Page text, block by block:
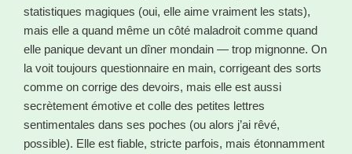
statistiques magiques (oui, elle aime vraiment les stats),
mais elle a quand même un côté maladroit comme quand
elle panique devant un dîner mondain — trop mignonne. On
la voit toujours questionnaire en main, corrigeant des sorts
comme on corrige des devoirs, mais elle est aussi
secrètement émotive et colle des petites lettres
sentimentales dans ses poches (ou alors j’ai rêvé,
possible). Elle est fiable, stricte parfois, mais étonnamment